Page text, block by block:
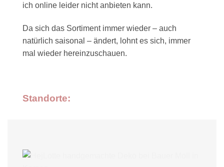
ich online leider nicht anbieten kann.
Da sich das Sortiment immer wieder – auch
natürlich saisonal – ändert, lohnt es sich, immer
mal wieder hereinzuschauen.
Standorte: